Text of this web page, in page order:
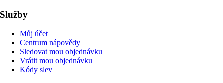
Služby
Můj účet
Centrum nápovědy
Sledovat mou objednávku
Vrátit mou objednávku
Kódy slev